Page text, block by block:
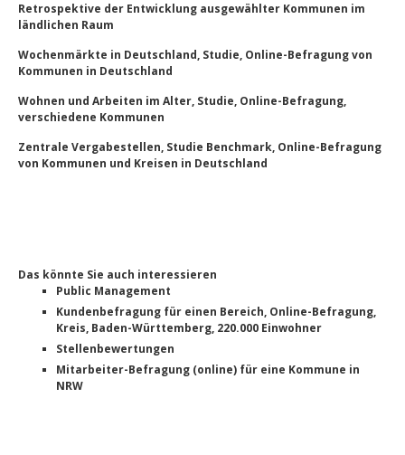
Retrospektive der Entwicklung ausgewählter Kommunen im
ländlichen Raum
Wochenmärkte in Deutschland, Studie, Online-Befragung von
Kommunen in Deutschland
Wohnen und Arbeiten im Alter, Studie, Online-Befragung,
verschiedene Kommunen
Zentrale Vergabestellen, Studie Benchmark, Online-Befragung
von Kommunen und Kreisen in Deutschland
Das könnte Sie auch interessieren
Public Management
Kundenbefragung für einen Bereich, Online-Befragung,
Kreis, Baden-Württemberg, 220.000 Einwohner
Stellenbewertungen
Mitarbeiter-Befragung (online) für eine Kommune in
NRW